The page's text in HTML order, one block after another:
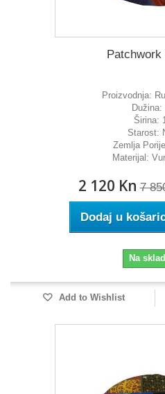
Patchwork
Proizvodnja:
Dužina:
Širina:
Starost:
Zemlja
Materijal:
2 120 Kn 7
Dodaj u
Na
Add to Wishlist